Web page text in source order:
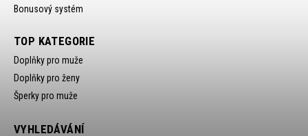
Bonusový systém
TOP KATEGORIE
Doplňky pro muže
Doplňky pro ženy
Šperky pro muže
VYHLEDÁVÁNÍ